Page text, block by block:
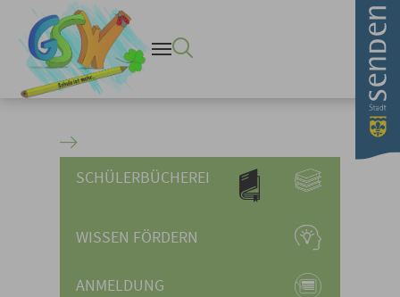
OGTS - Stadt Senden
Zum Hauptinhalt springen
SCHÜLERBÜCHEREI
WISSEN FÖRDERN
ANMELDUNG